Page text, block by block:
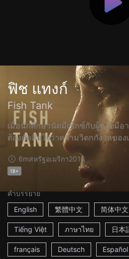
ฟิช แทงก์
Fish Tank
เมื่อนักศึกษานัดมีเซ็กซ์กับผู้ชายมีอ
ต้องตัดสินใจว่าความวิตกกังวลของ
6mสหรัฐอเมริกา2018
18+
คำบรรยาย
English
繁體中文 简体中文
Tiếng Việt ภาษาไทย 日本
français Deutsch Español